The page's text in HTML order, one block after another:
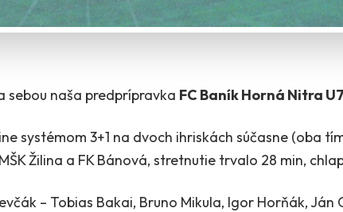
sebou naša predprípravka FC Baník Horná Nitra U7
systémom 3+1 na dvoch ihriskách súčasne (oba
Žilina a FK Bánová, stretnutie trvalo 28 min,
– Tobias Bakai, Bruno Mikula, Igor Horňák, Ján